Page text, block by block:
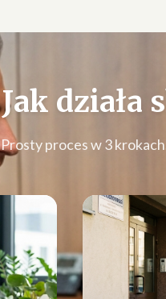
Jak działa
Prosty proces w 3